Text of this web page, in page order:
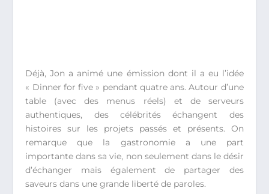
Déjà, Jon a animé une émission dont il a eu l’idée
« Dinner for five » pendant quatre ans. Autour d’une
table (avec des menus réels) et de serveurs
authentiques, des célébrités échangent des
histoires sur les projets passés et présents. On
remarque que la gastronomie a une part
importante dans sa vie, non seulement dans le désir
d’échanger mais également de partager des
saveurs dans une grande liberté de paroles.